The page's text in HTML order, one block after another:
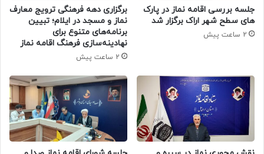
جلسه بررسی اقامه نماز در پارک
های سطح شهر اراک برگزار شد
2 ساعت پیش
برگزاری دهه فرهنگی ترویج معارف
نماز و مسجد در ایلام؛ تبیین
برنامه‌های متنوع برای
نهادینه‌سازی فرهنگ اقامه نماز
2 ساعت پیش